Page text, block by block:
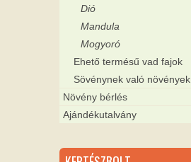
Dió
Mandula
Mogyoró
Ehető termésű vad fajok
Sövénynek való növények
Növény bérlés
Ajándékutalvány